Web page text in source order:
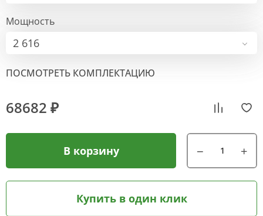
Мощность
2 616
ПОСМОТРЕТЬ КОМПЛЕКТАЦИЮ
68682 ₽
В корзину
Купить в один клик